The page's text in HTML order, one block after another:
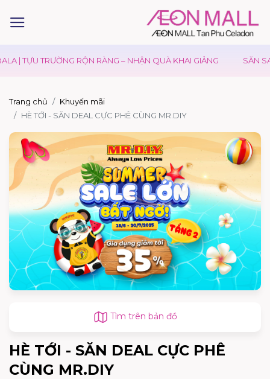
| TỰU TRƯỜNG RỘN RÀNG – NHẬN QUÀ KHAI GIẢNG SĂN
Trang chủ
Khuyến mãi
HÈ TỚI - SĂN DEAL CỰC PHÊ CÙNG MR.DIY
Tìm trên bản đồ
HÈ TỚI - SĂN DEAL CỰC PHÊ
CÙNG MR.DIY